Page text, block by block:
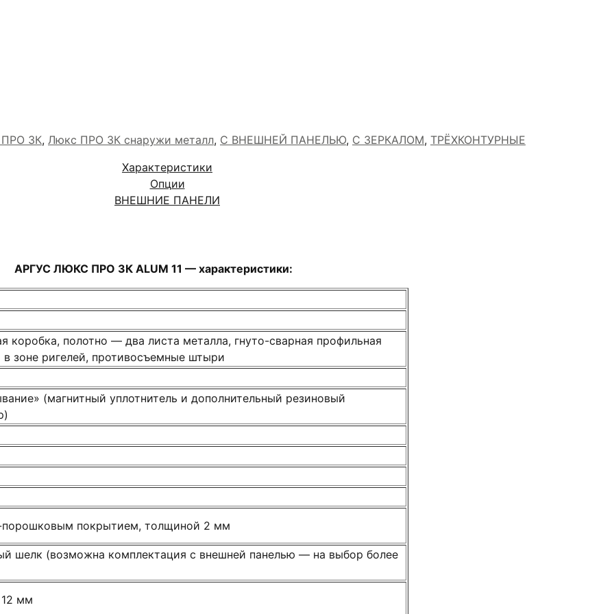
3К, Люкс ПРО 3К снаружи металл, С ВНЕШНЕЙ ПАНЕЛЬЮ, С ЗЕРКАЛОМ, ТРЁХКОНТУРНЫЕ
Характеристики
Опции
ВНЕШНИЕ ПАНЕЛИ
АРГУС ЛЮКС ПРО 3К ALUM 11 — характеристики:
коробка, полотно — два листа металла, гнуто-сварная профильная
зоне ригелей, противосъемные штыри
(магнитный уплотнитель и дополнительный резиновый
покрытием, толщиной 2 мм
шелк (возможна комплектация с внешней панелью — на выбор более
мм